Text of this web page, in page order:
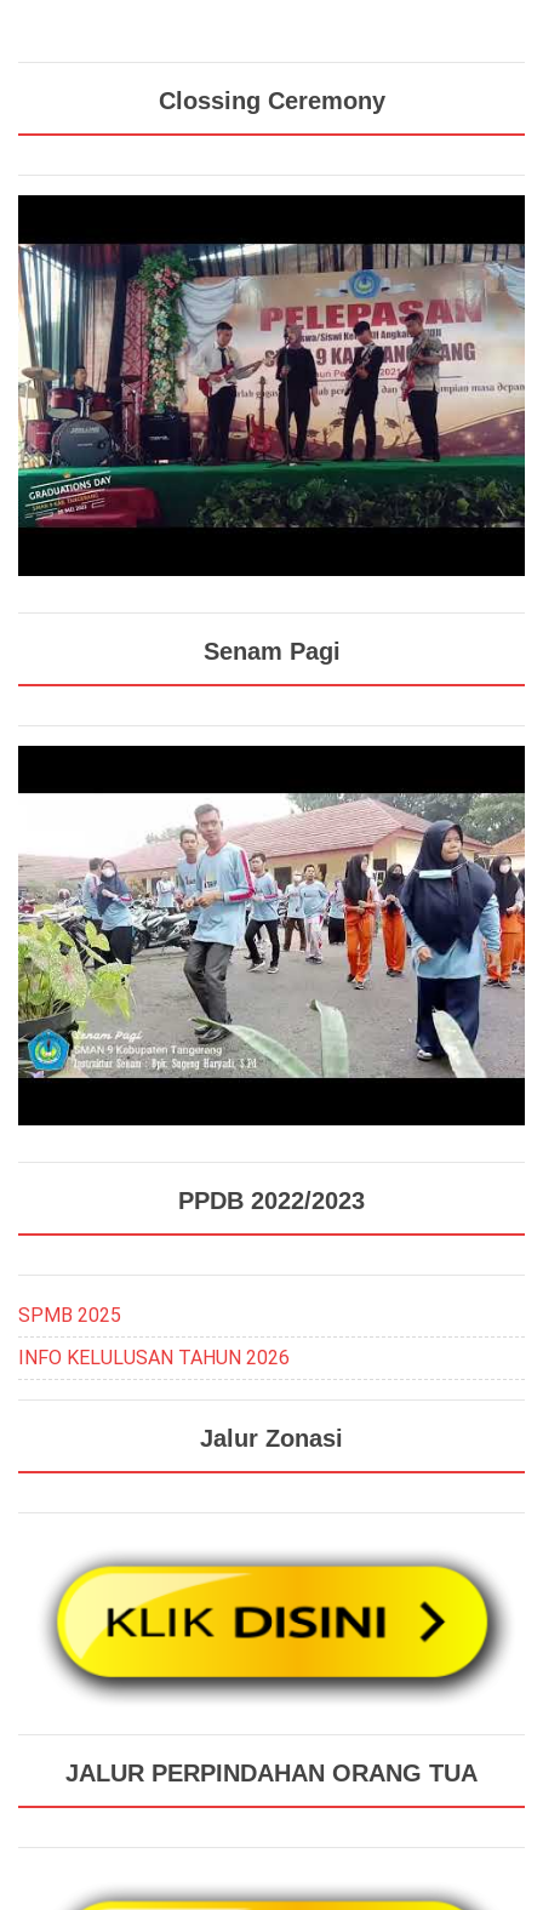
Clossing Ceremony
Senam Pagi
PPDB 2022/2023
SPMB 2025
INFO KELULUSAN TAHUN 2026
Jalur Zonasi
JALUR PERPINDAHAN ORANG TUA